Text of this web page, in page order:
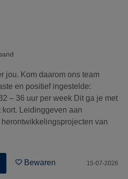
jou. Kom daarom ons team
en positief ingestelde:
– 36 uur per week Dit ga je met
Leidinggeven aan
van
Bewaren 15-07-2026